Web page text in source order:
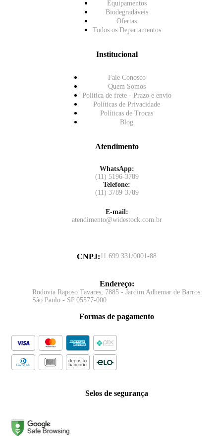
Equipamentos
Biodegradáveis
Ofertas
Todos os Departamentos
Institucional
Fale Conosco
Quem Somos
Política de frete - Prazo e envio
Políticas de Privacidade
Políticas de Trocas
Blog
Atendimento
WhatsApp:
(11) 5196-3789
Telefone:
(11) 3789-3789
E-mail:
atendimento@widestock.com.br
CNPJ:11.699.331/0001-88
Endereço:
Rodovia Raposo Tavares, 7885 - Jardim Adhemar de Barros
São Paulo - SP 05577-000
Formas de pagamento
Selos de segurança